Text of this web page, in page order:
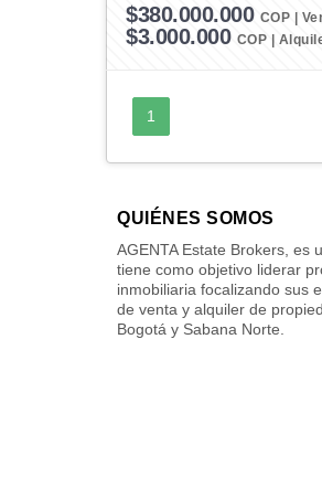
$380.000.000 COP |
$3.000.000 COP |
1
QUIÉNES SOMOS
AGENTA Estate Brokers, es
tiene como objetivo liderar
inmobiliaria focalizando sus
de venta y alquiler de
Bogotá y Sabana Norte.